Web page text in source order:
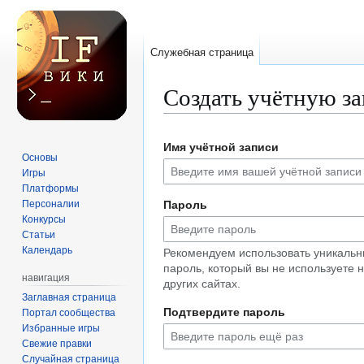
Создать учётную
к
навигации
к
поиску
Имя учётной записи
Пароль
Рекомендуем использовать
пароль, который вы не используете
других сайтах.
Подтвердите пароль
Служебная страница
Основы
Игры
Платформы
Персоналии
Конкурсы
Статьи
Календарь
навигация
Заглавная страница
Портал сообщества
Избранные игры
Свежие правки
Случайная страница